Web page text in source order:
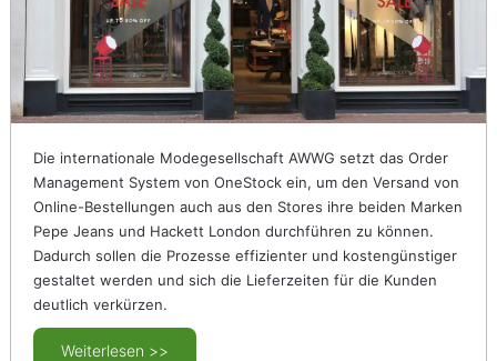
Die internationale Modegesellschaft AWWG setzt das Order
Management System von OneStock ein, um den Versand von
Online-Bestellungen auch aus den Stores ihre beiden Marken
Pepe Jeans und Hackett London durchführen zu können.
Dadurch sollen die Prozesse effizienter und kostengünstiger
gestaltet werden und sich die Lieferzeiten für die Kunden
deutlich verkürzen.
Weiterlesen >>